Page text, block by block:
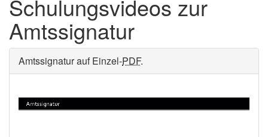
schließen
Schulungsvideos zur
Amtssignatur
Amtssignatur auf Einzel-PDF.